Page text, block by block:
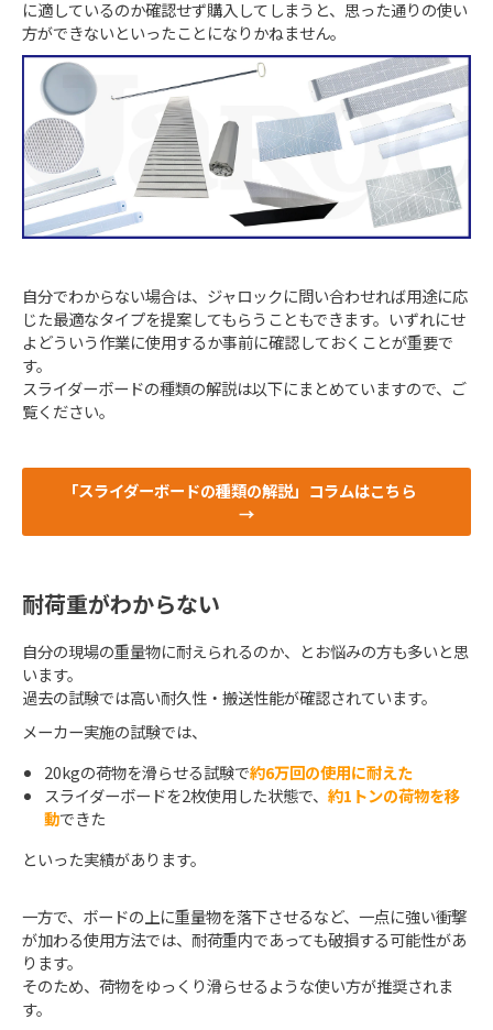
に適しているのか確認せず購入してしまうと、思った通りの使い
方ができないといったことになりかねません。
自分でわからない場合は、ジャロックに問い合わせれば用途に応
じた最適なタイプを提案してもらうこともできます。いずれにせ
よどういう作業に使用するか事前に確認しておくことが重要で
す。
スライダーボードの種類の解説は以下にまとめていますので、ご
覧ください。
「スライダーボードの種類の解説」コラムはこちら
→
耐荷重がわからない
自分の現場の重量物に耐えられるのか、とお悩みの方も多いと思
います。
過去の試験では高い耐久性・搬送性能が確認されています。
メーカー実施の試験では、
20kgの荷物を滑らせる試験で約6万回の使用に耐えた
スライダーボードを2枚使用した状態で、 約1トンの荷物を移
動できた
といった実績があります。
一方で、ボードの上に重量物を落下させるなど、一点に強い衝撃
が加わる使用方法では、耐荷重内であっても破損する可能性があ
ります。
そのため、荷物をゆっくり滑らせるような使い方が推奨されま
す。